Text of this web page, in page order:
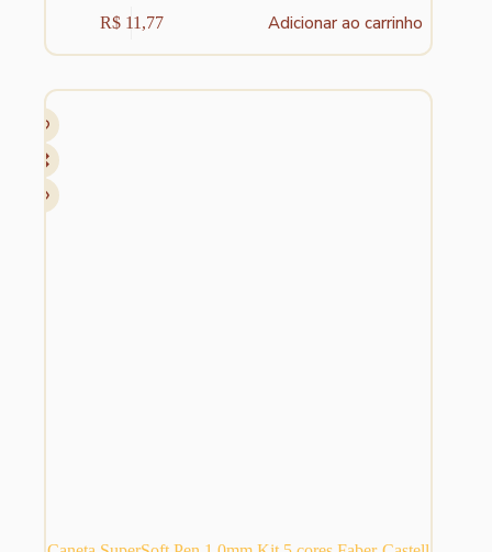
R$11,77 Adicionar ao carrinho